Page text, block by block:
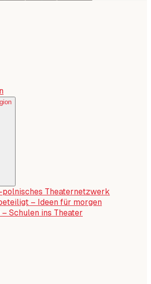
polnisches Theaternetzwerk
– Ideen für morgen
Schulen ins Theater